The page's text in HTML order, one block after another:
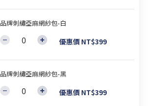
品牌刺繡亞麻網紗包-白
優惠價 NT$399
品牌刺繡亞麻網紗包-黑
優惠價 NT$399